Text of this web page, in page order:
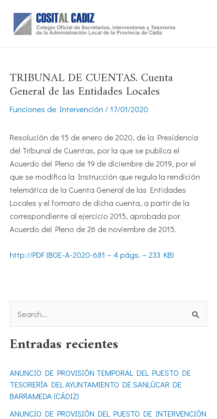
contenido
TRIBUNAL DE CUENTAS. Cuenta
General de las Entidades Locales
Funciones de Intervención /17/01/2020
Resolución de 15 de enero de 2020, de la Presidencia
del Tribunal de Cuentas, por la que se publica el
Acuerdo del Pleno de 19 de diciembre de 2019, por el
que se modifica la Instrucción que regula la rendición
telemática de la Cuenta General de las Entidades
Locales y el formato de dicha cuenta, a partir de la
correspondiente al ejercicio 2015, aprobada por
Acuerdo del Pleno de 26 de noviembre de 2015.
http://PDF (BOE-A-2020-681 – 4 págs. – 233 KB)
s
a
r
p
Entradas recientes
ANUNCIO DE PROVISIÓN TEMPORAL DEL PUESTO DE
TESORERÍA DEL AYUNTAMIENTO DE SANLÚCAR DE
BARRAMEDA (CÁDIZ)
ANUNCIO DE PROVISIÓN DEL PUESTO DE INTERVENCIÓN